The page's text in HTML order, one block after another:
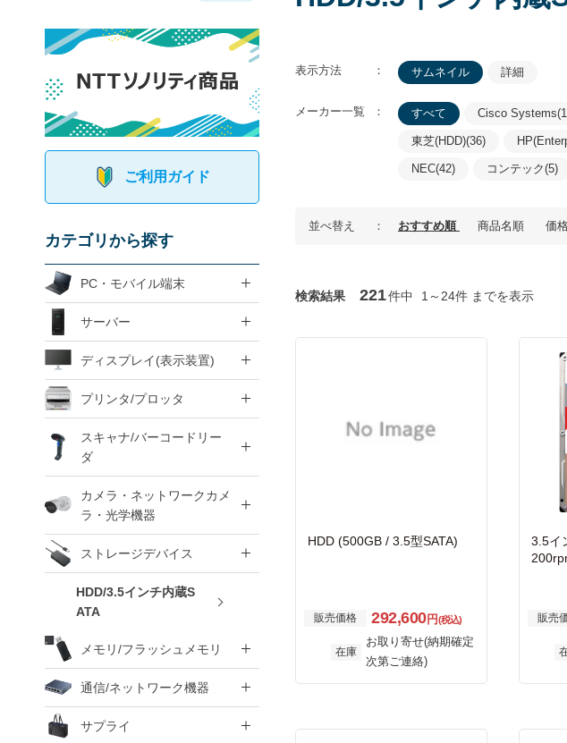
表示方法 サムネイル 詳細
メーカー一覧 すべて Cisco
東芝(HDD)(36)
NEC(42) コンテック(5)
並べ替え おすすめ順 商品名順 価
検索結果 221件中 1～24件 までを表示
HDD (500GB / 3.5型SATA)
販売価格 292,600円(税込)
在庫
お取り寄せ(納期確定
次第ご連絡)
3.5イ
販売
ご利用ガイド
カテゴリから探す
PC・モバイル端末
サーバー
ディスプレイ(表示装置)
プリンタ/プロッタ
スキャナ/バーコードリー
ダ
カメラ・ネットワークカメ
ラ・光学機器
ストレージデバイス
HDD/3.5インチ内蔵S
ATA
メモリ/フラッシュメモリ
通信/ネットワーク機器
サプライ